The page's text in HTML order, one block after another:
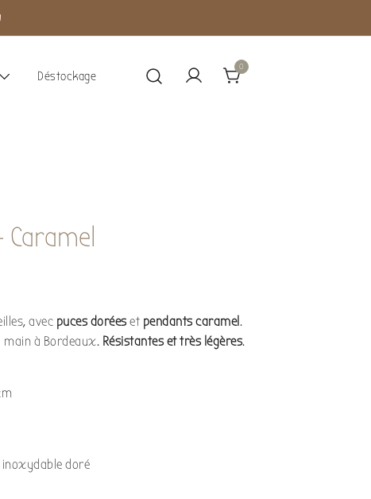
Déstockage
0
Caramel
avec puces doréeset pendants caramel.
main à Bordeaux. Résistantes et très légères.
inoxydable doré